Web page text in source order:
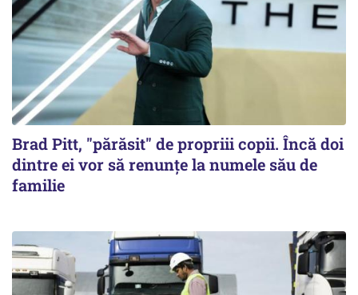
Brad Pitt, "părăsit" de propriii copii. Încă doi
dintre ei vor să renunțe la numele său de
familie